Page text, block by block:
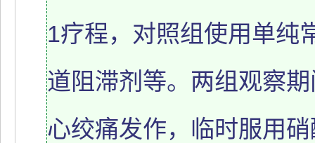
1疗程，对照组使用单纯
道阻滞剂等。两组观察
心绞痛发作，临时服用